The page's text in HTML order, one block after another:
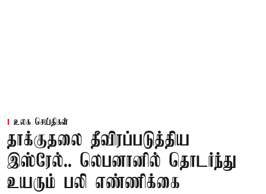
உலக செய்திகள்
தாக்குதலை தீவிரப்படுத்திய
இஸ்ரேல்.. லெபனானில் தொடர்ந்து
உயரும் பலி எண்ணிக்கை